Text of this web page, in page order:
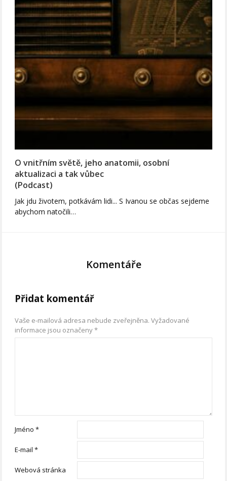
O vnitřním světě, jeho anatomii, osobní
aktualizaci a tak vůbec
(Podcast)
Jak jdu životem, potkávám lidi... S Ivanou se občas sejdeme
abychom natočili…
Komentáře
Přidat komentář
Vaše e-mailová adresa nebude zveřejněna. Vyžadované
informace jsou označeny*
Jméno*
E-mail*
Webová stránka